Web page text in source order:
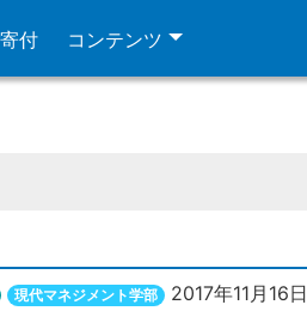
付 コンテンツ
現代マネジメント学部
2017年11月16日